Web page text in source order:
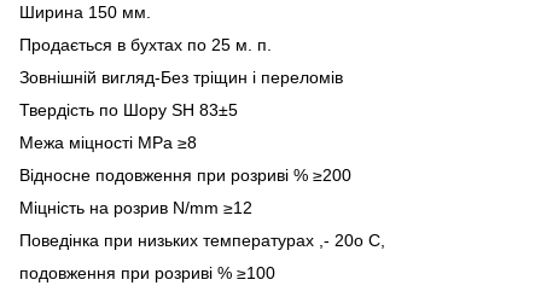
Ширина 150 мм.
Продається в бухтах по 25 м. п.
Зовнішній вигляд-Без тріщин і переломів
Твердість по Шору SH 83±5
Межа міцності MPa ≥8
Відносне подовження при розриві % ≥200
Міцність на розрив N/mm ≥12
Поведінка при низьких температурах ,- 20o C,
подовження при розриві % ≥100